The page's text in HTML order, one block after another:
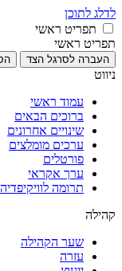
לדלג לתוכן
תפריט ראשי
תפריט ראשי
העברה לסרגל הצד
ניווט
עמוד ראשי
ברוכים הבאים
שינויים אחרונים
ערכים מומלצים
פורטלים
ערך אקראי
תרומה לוויקיפדיה
קהילה
שער הקהילה
עזרה